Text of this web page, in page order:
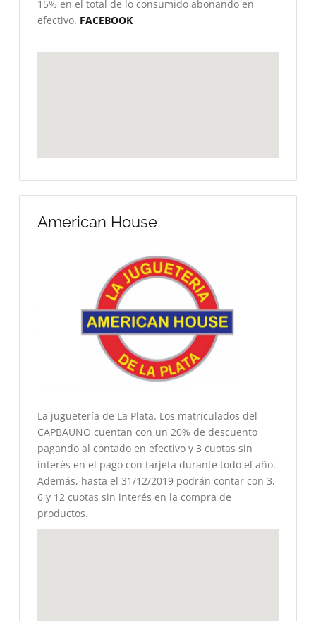
15% en el total de lo consumido abonando en
efectivo. FACEBOOK
American House
La juguetería de La Plata. Los matriculados del
CAPBAUNO cuentan con un 20% de descuento
pagando al contado en efectivo y 3 cuotas sin
interés en el pago con tarjeta durante todo el año.
Además, hasta el 31/12/2019 podrán contar con 3,
6 y 12 cuotas sin interés en la compra de
productos.